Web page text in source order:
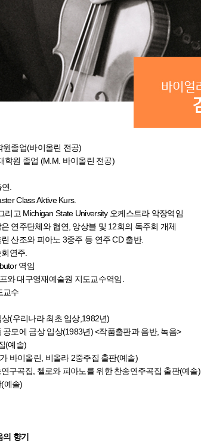
졸업(바이올린 전공)
학원 졸업 (M.M. 바이올린 전공)
.
Class Aktive Kurs.
고 Michigan State University 오케스트라 악장역임
연주단체와 협연, 앙상블 및 12회의 독주회 개체
산조와 피아노 3중주 등 연주 CD 출반.
연주.
역임
와 대구영재예술원 지도교수역임.
교수
(우리나라 최초 입상,1982년)
모에 금상 입상(1983년) <작품출판과 음반, 녹음>
(예솔)
바이올린, 비올라 2중주집 출판(예솔)
구곡집, 첼로와 피아노를 위한 찬송연주곡집 출판(예솔)
예솔)
향기